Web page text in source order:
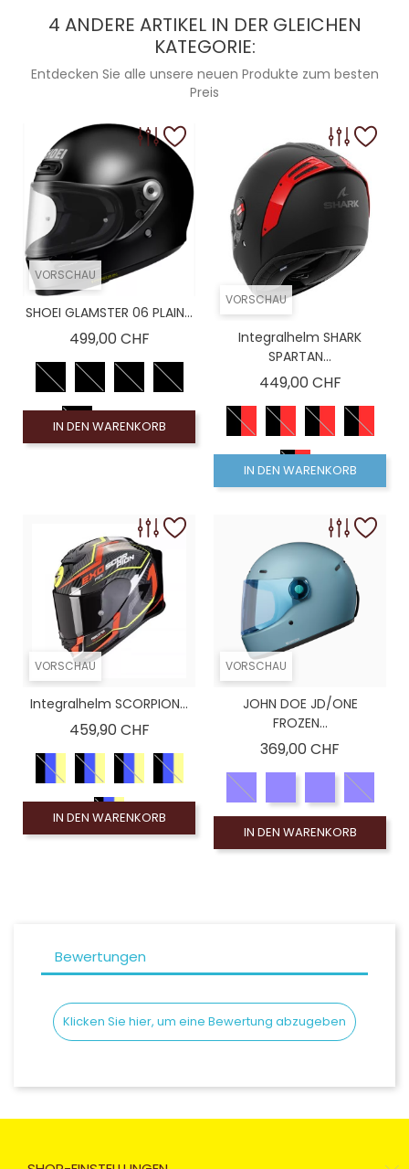
4 ANDERE ARTIKEL IN DER GLEICHEN
KATEGORIE:
Entdecken Sie alle unsere neuen Produkte zum besten
Preis
VORSCHAU
SHOEI GLAMSTER 06 PLAIN...
499,00 CHFPreis
IN DEN WARENKORB
VORSCHAU
Integralhelm SHARK
SPARTAN...
449,00 CHFPreis
IN DEN WARENKORB
VORSCHAU
Integralhelm SCORPION...
459,90 CHFPreis
IN DEN WARENKORB
VORSCHAU
JOHN DOE JD/ONE
FROZEN...
369,00 CHF
IN DEN WARENKORB
Bewertungen
Klicken Sie hier, um eine Bewertung abzugeben